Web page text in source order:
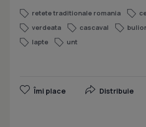
retete traditionale romania
verdeata
cascaval
lapte
unt
Îmi place Distribuie